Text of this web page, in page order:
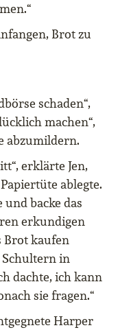
Brot zu
schaden“,
machen“,
abzumildern.
erklärte Jen,
ablegte.
backe das
erkundigen
Brot kaufen
Schultern in
dachte, ich kann
sie fragen.“
Harper